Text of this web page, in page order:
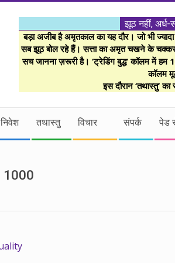
झूठ नहीं, अर्ध-
बड़ा अजीब है अमृतकाल का यह दौर। जो भी
सब झूठ बोल रहे हैं। सत्ता का अमृत चखने के चक्कर
सच जानना ज़रूरी है। ‘ट्रेडिंग बुद्ध’ कॉलम में
कॉलम
इस दौरान ‘तथास्तु’
निवेश तथास्तु विचार संपर्क पेड
1000